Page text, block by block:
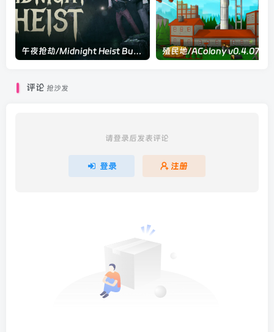
午夜抢劫/Midnight Heist Build.23952443|恐怖冒险|容量5.5GB|官方中文版
评论 抢沙发
请登录后发表评论
登录 注册